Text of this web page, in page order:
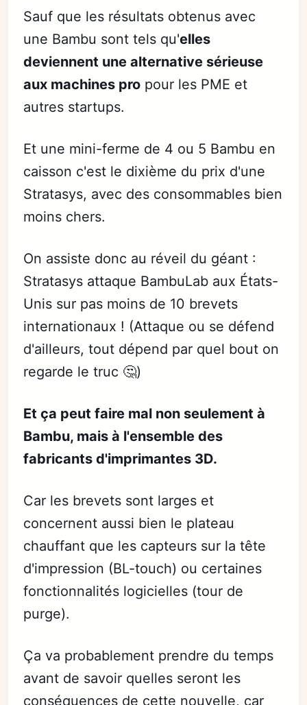
Sauf que les résultats obtenus avec
une Bambu sont tels qu'elles
deviennent une alternative sérieuse
aux machines pro pour les PME et
autres startups.
Et une mini-ferme de 4 ou 5 Bambu en
caisson c'est le dixième du prix d'une
Stratasys, avec des consommables bien
moins chers.
On assiste donc au réveil du géant :
Stratasys attaque BambuLab aux États-
Unis sur pas moins de 10 brevets
internationaux ! (Attaque ou se défend
d'ailleurs, tout dépend par quel bout on
regarde le truc 🤔)
Et ça peut faire mal non seulement à
Bambu, mais à l'ensemble des
fabricants d'imprimantes 3D.
Car les brevets sont larges et
concernent aussi bien le plateau
chauffant que les capteurs sur la tête
d'impression (BL-touch) ou certaines
fonctionnalités logicielles (tour de
purge).
Ça va probablement prendre du temps
avant de savoir quelles seront les
conséquences de cette nouvelle, car